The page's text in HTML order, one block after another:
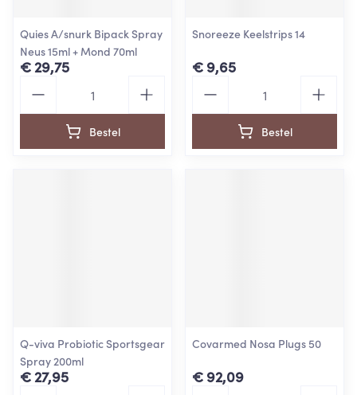
Quies A/snurk Bipack Spray
Neus 15ml + Mond 70ml
€ 29,75
Bestel
Snoreeze Keelstrips 14
€ 9,65
Bestel
Q-viva Probiotic Sportsgear
Spray 200ml
€ 27,95
Covarmed Nosa Plugs 50
€ 92,09